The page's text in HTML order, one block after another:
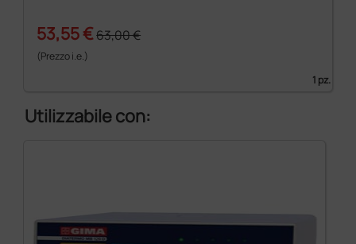
53,55 €63,00 €
(Prezzo i.e.)
1 pz.
Utilizzabile con: